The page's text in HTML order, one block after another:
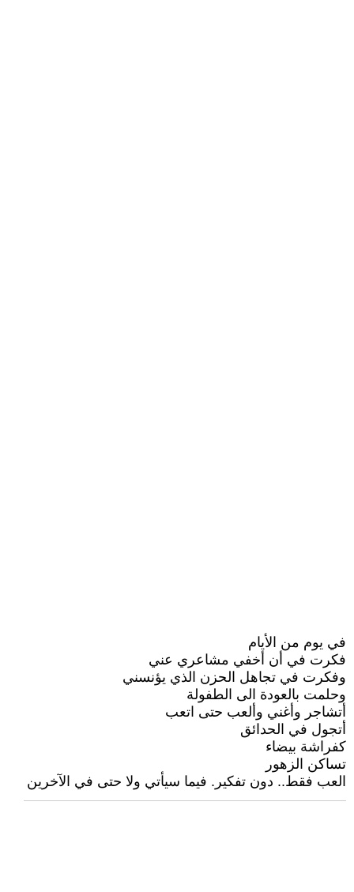
في يوم من الأيام
فكرت في أن أخفي مشاعري عني
وفكرت في تجاهل الحزن الذي يؤنسني
وحلمت بالعودة الى الطفولة
أتشاجر وأغني وألعب حتى اتعب
أتجول في الحدائق
كفراشة بيضاء
تساكن الزهور
العب فقط.. دون تفكير. فيما سيأتي ولا حتى في الآخرين